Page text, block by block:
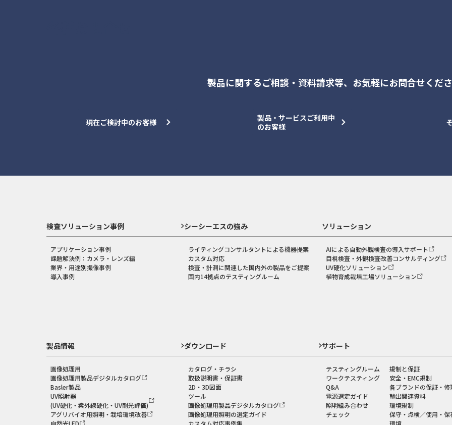
製品に関するご相談・資料請求等、 お気軽にお問合せくださ
現在ご検討中のお客様
製品・サービスご利用中
のお客様
検査ソリューション事例
アプリケーション事例
課題解決例：カメラ・レンズ編
業界・用途別撮像事例
導入事例
シーシーエスの強み
ライティングコンサルタントによる機器提案
カスタム対応
検査・計測に関連した国内外の製品をご提案
国内14拠点のテスティングルーム
ソリューション
AIによる自動外観検査の導入サポート
目視検査・外観検査改善コンサルティング
UV硬化ソリューション
植物育成栽培工場ソリューション
製品情報
画像処理用
画像処理用製品デジタルカタログ
Basler製品
UV照射器
(UV硬化・紫外線硬化・UV耐光評価)
アグリバイオ用照明・栽培環境改善
自然光LED
ダウンロード
カタログ・チラシ
取扱説明書・保証書
2D・3D図面
ツール
画像処理用製品デジタルカタログ
画像処理用照明の選定ガイド
カスタム対応事例集
サポート
テスティングルーム
ワークテスティング
Q&A
電源選定ガイド
照明組み合わせ
チェック
規制と保証
安全・EMC規制
各ブランドの保証・修
輸出関連資料
環境規制
保守・点検／使用・保
環境